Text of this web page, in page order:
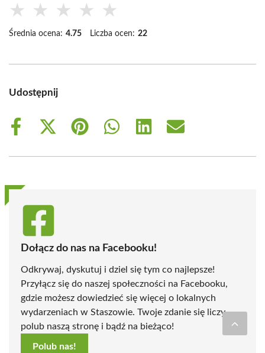
★ ★ ★ ★ ★
Średnia ocena: 4.75 Liczba ocen: 22
Udostępnij
Share
Share
(Twitter)
Share
Share
Share
Share
Dołącz do nas na Facebooku!
Odkrywaj, dyskutuj i dziel się tym co najlepsze!
Przyłącz się do naszej społeczności na Facebooku,
gdzie możesz dowiedzieć się więcej o lokalnych
wydarzeniach w Staszowie. Twoje zdanie się liczy -
polub naszą stronę i bądź na bieżąco!
Polub nas!